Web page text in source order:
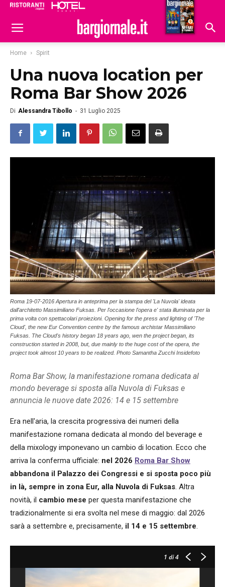
Hoteldomani
Home Spirit
Una nuova location per
Roma Bar Show 2026
Di Alessandra Tibollo - 31 Luglio 2025
Roma 19-07-2016 Apertura in anteprima per la stampa del 'La Nuvola' ideata
dall'architetto Massimiliano Fuksas. Per l'occasione l'opera e' stata illuminata per la
prima volta con spettacolari proiezioni. Opening for the press and lighting of 'The
Cloud', the new Eur Convention centre by the famous archistar Massimiliano
Fuksas. The Cloud's history began 18 years ago, wen the project began, its
construction started in 2008, but, due mainly to the huge cost of the opera, the
project took almost 10 years to be realized. Photo Samantha Zucchi Insidefoto
Roma Bar Show, la manifestazione romana dedicata al
mondo beverage si sposta alla Nuvola di Fuksas e
annuncia le nuove date 2026: 14 e 15 settembre
Era nell'aria, la crescita progressiva dei numeri della
manifestazione romana dedicata al mondo del beverage e
della mixology imponevano un cambio di location. Ecco che
arriva la conferma ufficiale: nel 2026 Roma Bar Show
abbandona il Palazzo dei Congressi e si sposta poco più
in là, sempre in zona Eur, alla Nuvola di Fuksas. Altra
novità, il cambio mese per questa manifestazione che
tradizionalmente si era svolta nel mese di maggio: dal 2026
sarà a settembre e, precisamente, il 14 e 15 settembre.
1 di 4